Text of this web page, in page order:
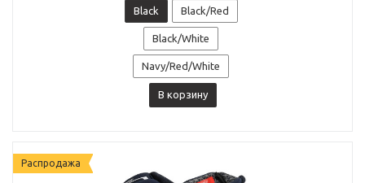
Black Black/Red
Black/White
Navy/Red/White
В корзину
Распродажа